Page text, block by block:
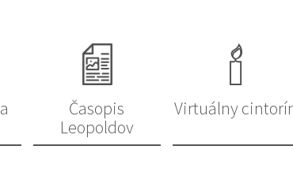
Časopis
Leopoldov
Virtuálny